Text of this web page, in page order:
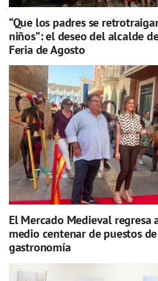
“Que los padres se
niños”: el deseo del alcalde
Feria de Agosto
El Mercado Medieval regresa
medio centenar de puestos
gastronomía